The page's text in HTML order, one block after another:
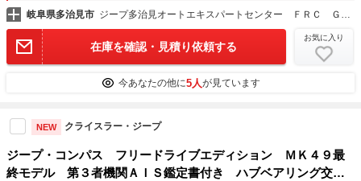
岐阜県多治見市 ジープ多治見オートエキスパートセンター ＦＲＣ ＧＲＯＵＰ
在庫を確認・見積り依頼する
お気に入り
今あなたの他に5人が見ています
NEW クライスラー・ジープ
ジープ・コンパス フリードライブエディション ＭＫ４９最
終モデル 第３者機関ＡＩＳ鑑定書付き ハブベアリング交換